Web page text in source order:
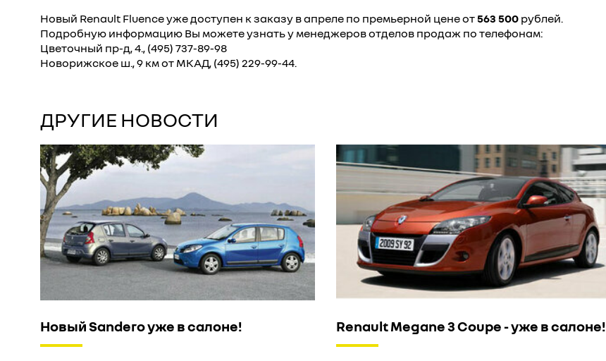
Новый Renault Fluence уже доступен к заказу в апреле по премьерной цене от563 500 рублей.
Подробную информацию Вы можете узнать у менеджеров отделов продаж по телефонам:
Цветочный пр-д, 4., (495) 737-89-98
Новорижское ш., 9 км от МКАД, (495) 229-99-44.
ДРУГИЕ НОВОСТИ
Новый Sandero уже в салоне! Renault Megane 3 Coupe - уже в салоне!